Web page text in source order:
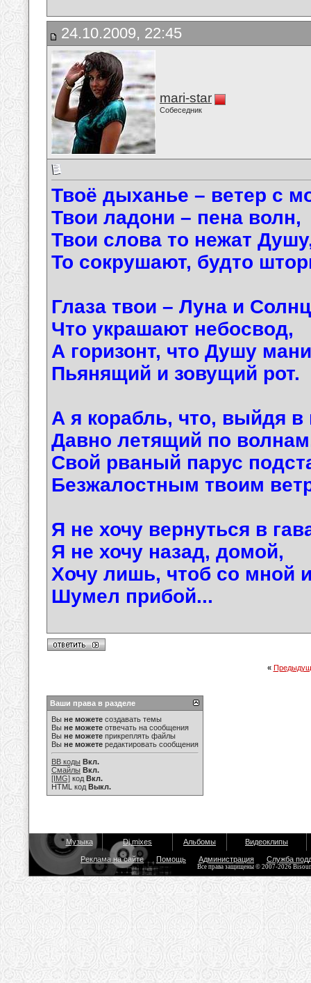
24.10.2009, 22:45
mari-star
Собеседник
Твоё дыханье – ветер с
Твои ладони – пена волн,
Твои слова то нежат
То сокрушают, будто
Глаза твои – Луна и
Что украшают небосвод,
А горизонт, что Душу
Пьянящий и зовущий рот.
А я корабль, что, выйдя в
Давно летящий по
Свой рваный парус
Безжалостным твоим
Я не хочу вернуться в
Я не хочу назад, домой,
Хочу лишь, чтоб со мной
Шумел прибой...
«
Ваши права в разделе
Вы не можете создавать темы
Вы не можете отвечать на сообщения
Вы не можете прикреплять файлы
Вы не можете редактировать сообщения
BB коды Вкл.
Смайлы Вкл.
[IMG] код Вкл.
HTML код Выкл.
Музыка Dj mixes Альбомы Видеоклипы
Реклама на сайте Помощь Администрация Служба
Все права защищены © 2007-2026